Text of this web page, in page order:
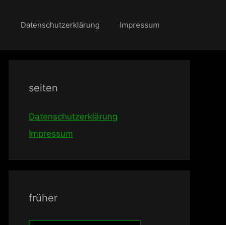
Datenschutzerklärung Impressum
seiten
Datenschutzerklärung
Impressum
früher